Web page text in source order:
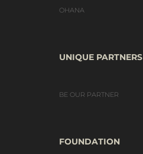
OHANA
UNIQUE PARTNERS
BE OUR PARTNER
FOUNDATION